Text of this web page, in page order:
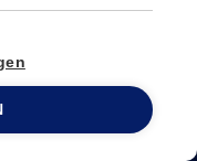
& cookies
0800 96 900